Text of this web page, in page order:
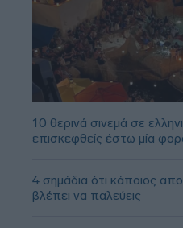
10 θερινά σινεμά σε
επισκεφθείς έστω μία
4 σημάδια ότι κάποιος
βλέπει να παλεύεις